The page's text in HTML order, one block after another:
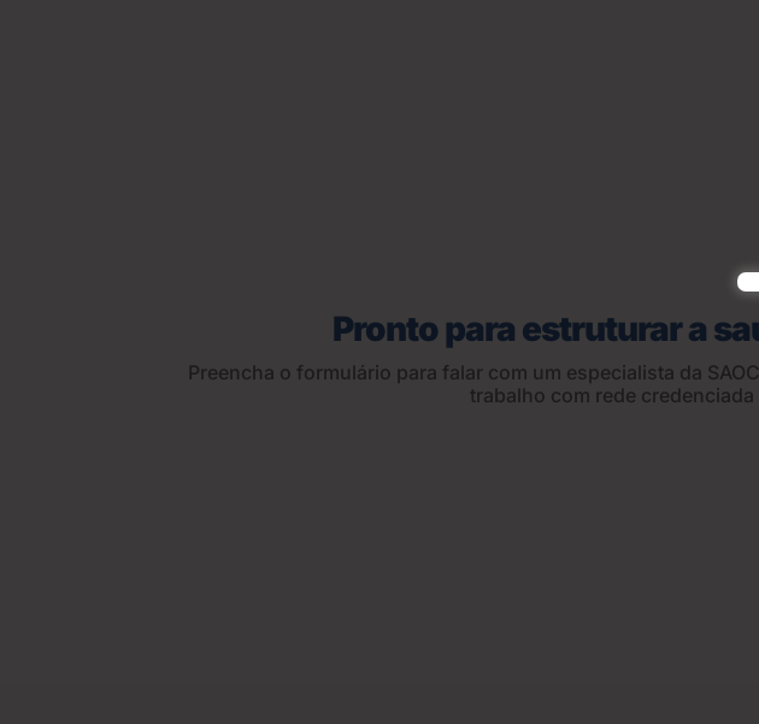
Pronto para estruturar a
Preencha o formulário para falar com um especialista da
trabalho com rede